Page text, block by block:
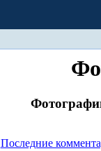
Последние